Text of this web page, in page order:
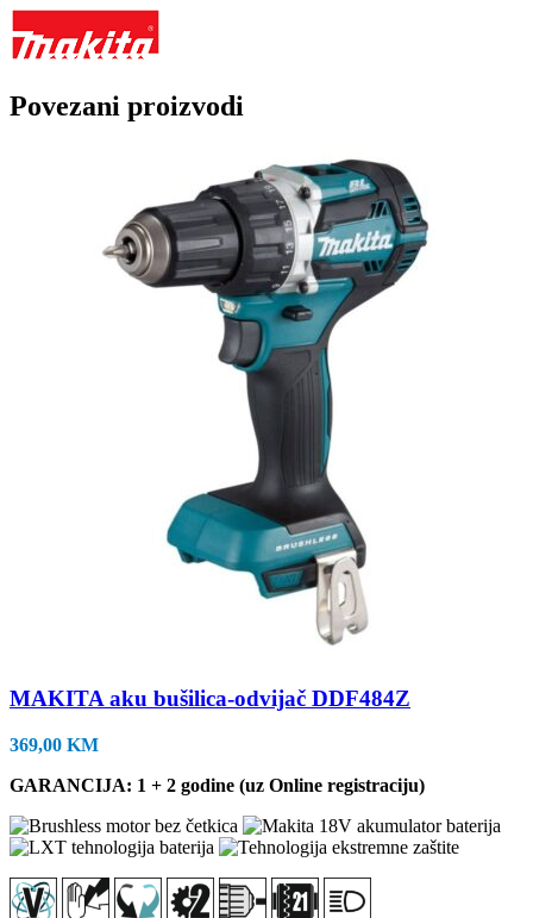
Povezani proizvodi
MAKITA aku bušilica-odvijač DDF484Z
369,00 KM
GARANCIJA: 1 + 2 godine (uz Online registraciju)